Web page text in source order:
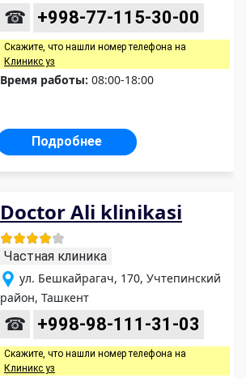
☎ +998-77-115-30-00
Скажите, что нашли номер телефона на
Клиникс уз
Время работы: 08:00-18:00
Подробнее
Doctor Ali klinikasi
Частная клиника
ул. Бешкайрагач, 170, Учтепинский
район, Ташкент
☎ +998-98-111-31-03
Скажите, что нашли номер телефона на
Клиникс уз